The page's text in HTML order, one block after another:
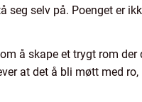
seg selv på. Poenget er
å skape et trygt rom
at det å bli møtt med